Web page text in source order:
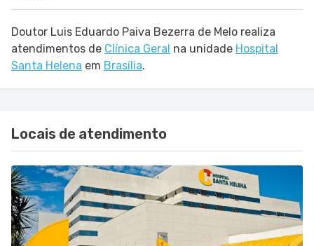
Doutor Luis Eduardo Paiva Bezerra de Melo realiza
atendimentos de Clínica Geral na unidade Hospital
Santa Helena em Brasília.
Locais de atendimento